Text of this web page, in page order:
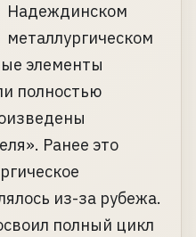
Надеждинском
металлургическом
элементы
полностью
Ранее это
из-за рубежа.
полный цикл